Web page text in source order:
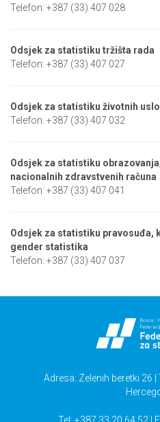
Telefon: +387 (33) 407 028
Odsjek za statistiku tržišta rada
Telefon: +387 (33) 407 027
Odsjek za statistiku životnih
Telefon: +387 (33) 407 032
Odsjek za statistiku
nacionalnih zdravstvenih računa
Telefon: +387 (33) 407 041
Odsjek za statistiku pravosuđa,
gender statistika
Telefon: +387 (33) 407 037
Adresa: Zelenih beretki 26
Tel: +387 33 20 64 52 |